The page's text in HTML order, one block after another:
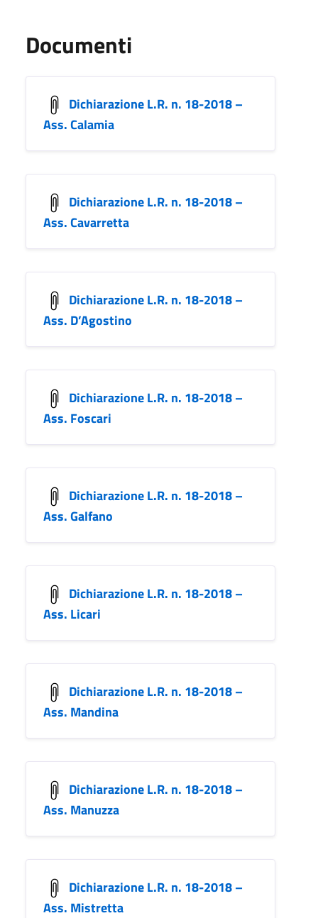
Documenti
Dichiarazione L.R. n. 18-2018 –
Ass. Calamia
Dichiarazione L.R. n. 18-2018 –
Ass. Cavarretta
Dichiarazione L.R. n. 18-2018 –
Ass. D’Agostino
Dichiarazione L.R. n. 18-2018 –
Ass. Foscari
Dichiarazione L.R. n. 18-2018 –
Ass. Galfano
Dichiarazione L.R. n. 18-2018 –
Ass. Licari
Dichiarazione L.R. n. 18-2018 –
Ass. Mandina
Dichiarazione L.R. n. 18-2018 –
Ass. Manuzza
Dichiarazione L.R. n. 18-2018 –
Ass. Mistretta